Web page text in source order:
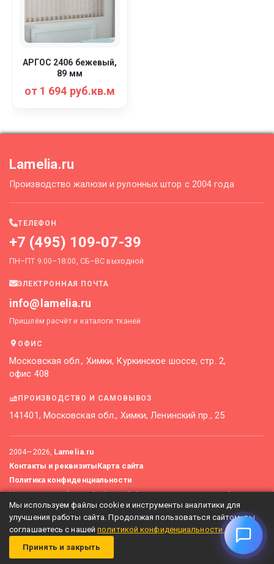
АРГОС 2406 бежевый,
89 мм
от 1 694 руб.кв.м
Lamelia.ru
Производство жалюзи и рулонных штор с 2004 года
ТЕЛЕФОН
+7 (495) 109-07-39
ПН–ПТ 9:00–18:00, СБ–ВС выходной
ЭЛЕКТРОННАЯ ПОЧТА
info@lamelia.ru
Пришлём расчёт и каталоги тканей
ОФИС
Московская обл., Химки, Куркинское шоссе, стр. 2,
офис 408
ПРОИЗВОДСТВО И САМОВЫВОЗ
141401, Московская обл., Химки, Ленинский пр., 25
2004—2026, Lamelia.ru
Контакты и реквизитыКарта сайта
Политика конфиденциальности
Не является публичной офертой. Актуальные цены уточняйте
у менеджеров.
Мы используем файлы cookie и инструменты аналитики для
улучшения работы сайта. Продолжая пользоваться сайтом, вы
соглашаетесь с нашейполитикой конфиденциальности.
Принять и закрыть